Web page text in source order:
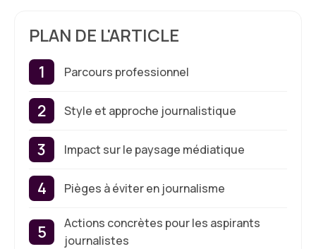
PLAN DE L'ARTICLE
Parcours professionnel
Style et approche journalistique
Impact sur le paysage médiatique
Pièges à éviter en journalisme
Actions concrètes pour les aspirants
journalistes